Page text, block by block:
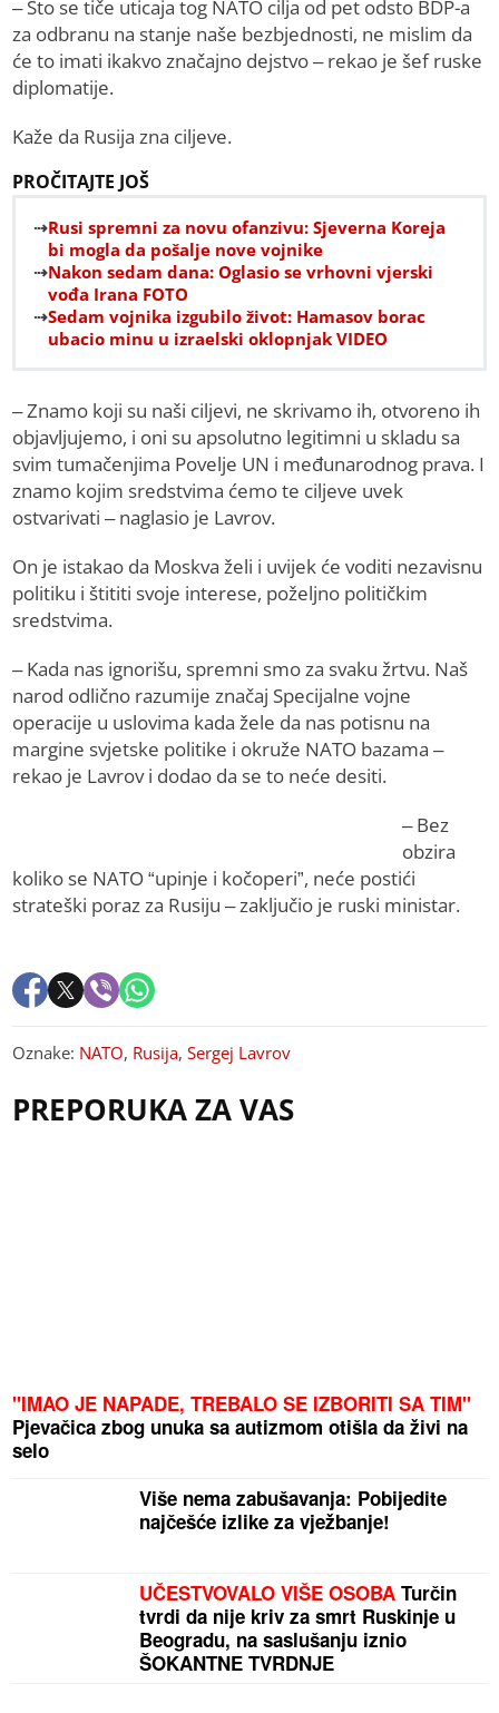
– Što se tiče uticaja tog NATO cilja od pet odsto BDP-a
za odbranu na stanje naše bezbjednosti, ne mislim da
će to imati ikakvo značajno dejstvo – rekao je šef ruske
diplomatije.
Kaže da Rusija zna ciljeve.
PROČITAJTE JOŠ
Rusi spremni za novu ofanzivu: Sjeverna Koreja
bi mogla da pošalje nove vojnike
Nakon sedam dana: Oglasio se vrhovni vjerski
vođa Irana FOTO
Sedam vojnika izgubilo život: Hamasov borac
ubacio minu u izraelski oklopnjak VIDEO
– Znamo koji su naši ciljevi, ne skrivamo ih, otvoreno ih
objavljujemo, i oni su apsolutno legitimni u skladu sa
svim tumačenjima Povelje UN i međunarodnog prava. I
znamo kojim sredstvima ćemo te ciljeve uvek
ostvarivati – naglasio je Lavrov.
On je istakao da Moskva želi i uvijek će voditi nezavisnu
politiku i štititi svoje interese, poželjno političkim
sredstvima.
– Kada nas ignorišu, spremni smo za svaku žrtvu. Naš
narod odlično razumije značaj Specijalne vojne
operacije u uslovima kada žele da nas potisnu na
margine svjetske politike i okruže NATO bazama –
rekao je Lavrov i dodao da se to neće desiti.
– Bez
obzira
koliko se NATO “upinje i kočoperi”, neće postići
strateški poraz za Rusiju – zaključio je ruski ministar.
Oznake: NATO, Rusija,Sergej Lavrov
PREPORUKA ZA VAS
"IMAO JE NAPADE, TREBALO SE IZBORITI SA TIM"
Pjevačica zbog unuka sa autizmom otišla da živi na
selo
Više nema zabušavanja: Pobijedite
najčešće izlike za vježbanje!
UČESTVOVALO VIŠE OSOBA Turčin
tvrdi da nije kriv za smrt Ruskinje u
Beogradu, na saslušanju iznio
ŠOKANTNE TVRDNJE